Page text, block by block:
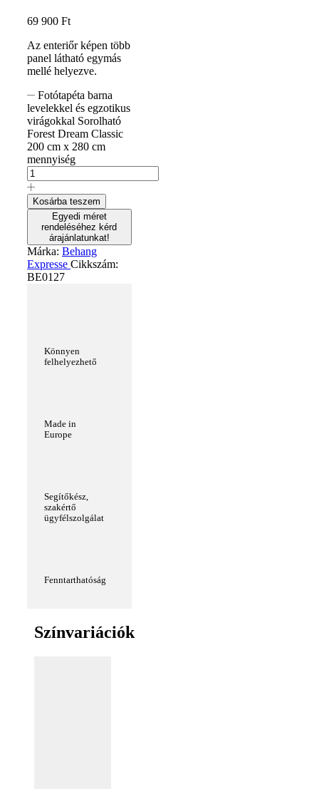
69 900 Ft
Az enteriőr képen több
panel látható egymás
mellé helyezve.
Fotótapéta barna
levelekkel és egzotikus
virágokkal Sorolható
Forest Dream Classic
200 cm x 280 cm
mennyiség
Kosárba teszem
Egyedi méret
rendeléséhez kérd
árajánlatunkat!
Márka: Behang
Expresse Cikkszám:
BE0127
Könnyen
felhelyezhető
Made in
Europe
Segítőkész,
szakértő
ügyfélszolgálat
Fenntarthatóság
Színvariációk